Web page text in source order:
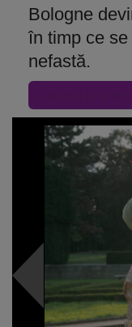
Bologne
în timp ce
nefastă.